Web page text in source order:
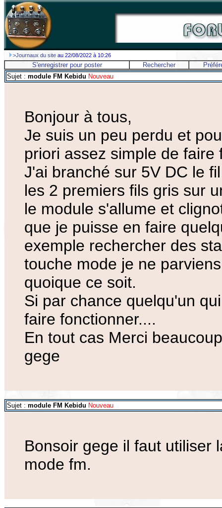
>Journaux du site au 22/08/2022 à 10:26
S'enregistrer pour poster Rechercher
Sujet : module FM Kebidu Nouveau
Bonjour à tous,
Je suis un peu perdu et
priori assez simple de
J'ai branché sur 5V DC le
les 2 premiers fils gris sur
le module s'allume et
que je puisse en faire
exemple rechercher des
touche mode je ne
quoique ce soit.
Si par chance quelqu'un
faire fonctionner....
En tout cas Merci
gege
Sujet : module FM Kebidu Nouveau
Bonsoir gege il faut utiliser
mode fm.